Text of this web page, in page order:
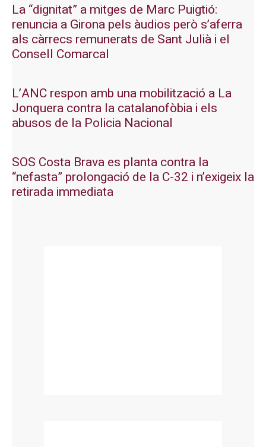
La “dignitat” a mitges de Marc Puigtió:
renuncia a Girona pels àudios però s’aferra
als càrrecs remunerats de Sant Julià i el
Consell Comarcal
L’ANC respon amb una mobilització a La
Jonquera contra la catalanofòbia i els
abusos de la Policia Nacional
SOS Costa Brava es planta contra la
“nefasta” prolongació de la C-32 i n’exigeix la
retirada immediata